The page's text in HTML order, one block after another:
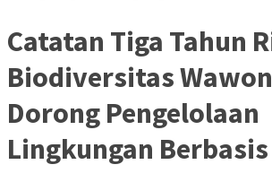
Catatan Tiga Tahun
Biodiversitas
Dorong Pengelolaan
Lingkungan